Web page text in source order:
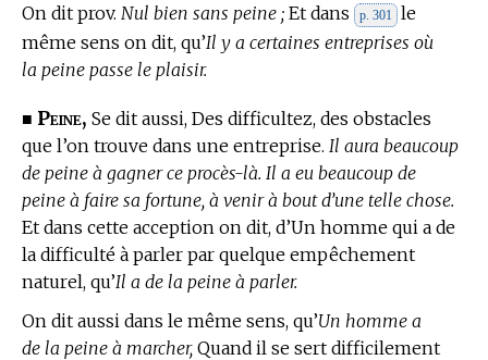
On dit prov. Nul bien sans peine ; Et dans p. 301
le
même sens on dit, qu’Il y a certaines entreprises où
la peine passe le plaisir.
■ Peine, Se dit aussi, Des difficultez, des obstacles
que l’on trouve dans une entreprise. Il aura beaucoup
de peine à gagner ce procès-là. Il a eu beaucoup de
peine à faire sa fortune, à venir à bout d’une telle chose.
Et dans cette acception on dit, d’Un homme qui a de
la difficulté à parler par quelque empêchement
naturel, qu’Il a de la peine à parler.
On dit aussi dans le même sens, qu’Un homme a
de la peine à marcher, Quand il se sert difficilement